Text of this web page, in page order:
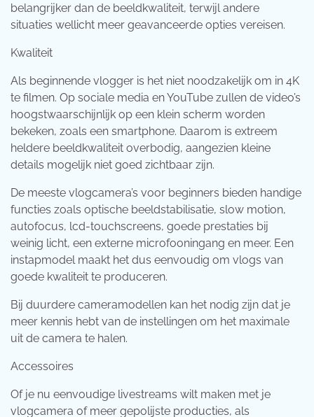
belangrijker dan de beeldkwaliteit, terwijl andere
situaties wellicht meer geavanceerde opties vereisen.
Kwaliteit
Als beginnende vlogger is het niet noodzakelijk om in 4K
te filmen. Op sociale media en YouTube zullen de video’s
hoogstwaarschijnlijk op een klein scherm worden
bekeken, zoals een smartphone. Daarom is extreem
heldere beeldkwaliteit overbodig, aangezien kleine
details mogelijk niet goed zichtbaar zijn.
De meeste vlogcamera’s voor beginners bieden handige
functies zoals optische beeldstabilisatie, slow motion,
autofocus, lcd-touchscreens, goede prestaties bij
weinig licht, een externe microfooningang en meer. Een
instapmodel maakt het dus eenvoudig om vlogs van
goede kwaliteit te produceren.
Bij duurdere cameramodellen kan het nodig zijn dat je
meer kennis hebt van de instellingen om het maximale
uit de camera te halen.
Accessoires
Of je nu eenvoudige livestreams wilt maken met je
vlogcamera of meer gepolijste producties, als